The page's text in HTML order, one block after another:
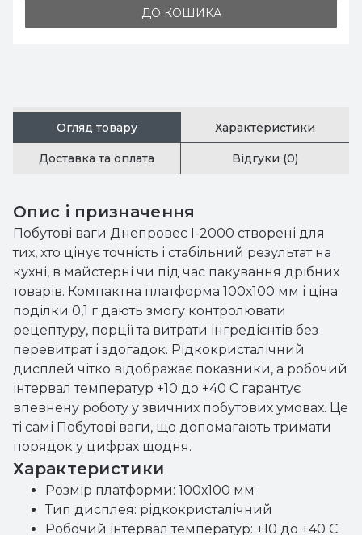
ДО КОШИКА
Огляд товару Характеристики
Доставка та оплата Відгуки (0)
Опис і призначення
Побутові ваги Днепровес I-2000 створені для
тих, хто цінує точність і стабільний результат на
кухні, в майстерні чи під час пакування дрібних
товарів. Компактна платформа 100х100 мм і ціна
поділки 0,1 г дають змогу контролювати
рецептуру, порції та витрати інгредієнтів без
перевитрат і здогадок. Рідкокристалічний
дисплей чітко відображає показники, а робочий
інтервал температур +10 до +40 С гарантує
впевнену роботу у звичних побутових умовах. Це
ті самі Побутові ваги, що допомагають тримати
порядок у цифрах щодня.
Характеристики
Розмір платформи: 100х100 мм
Тип дисплея: рідкокристалічний
Робочий інтервал температур: +10 до +40 С